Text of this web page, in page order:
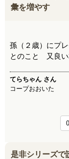
彙を増やす
孫（２歳）にプ
とのこと 又良い
てらちゃん さん
コープおおいた
0
是非シリーズで